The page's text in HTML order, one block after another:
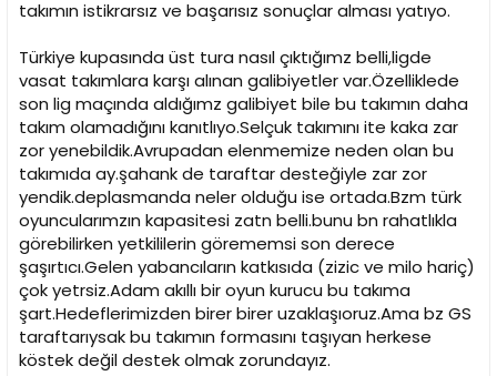
takımın istikrarsız ve başarısız sonuçlar alması yatıyo.
Türkiye kupasında üst tura nasıl çıktığımz belli,ligde
vasat takımlara karşı alınan galibiyetler var.Özelliklede
son lig maçında aldığımz galibiyet bile bu takımın daha
takım olamadığını kanıtlıyo.Selçuk takımını ite kaka zar
zor yenebildik.Avrupadan elenmemize neden olan bu
takımıda ay.şahank de taraftar desteğiyle zar zor
yendik.deplasmanda neler olduğu ise ortada.Bzm türk
oyuncularımzın kapasitesi zatn belli.bunu bn rahatlıkla
görebilirken yetkililerin görememsi son derece
şaşırtıcı.Gelen yabancıların katkısıda (zizic ve milo hariç)
çok yetrsiz.Adam akıllı bir oyun kurucu bu takıma
şart.Hedeflerimizden birer birer uzaklaşıoruz.Ama bz GS
taraftarıysak bu takımın formasını taşıyan herkese
köstek değil destek olmak zorundayız.